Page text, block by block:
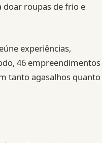
doar roupas de frio e
experiências,
46 empreendimentos
tanto agasalhos quanto